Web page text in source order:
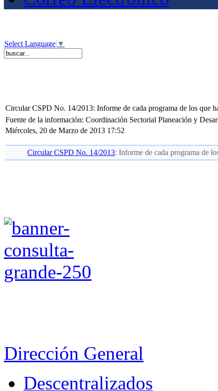
Select Language ▼
Circular CSPD No. 14/2013: Informe de cada programa de los que
Fuente de la información: Coordinación Sectorial Planeación y
Miércoles, 20 de Marzo de 2013 17:52
Circular CSPD No. 14/2013: Informe de cada programa de
Dirección General
Descentralizados